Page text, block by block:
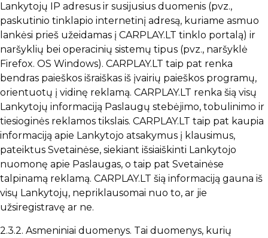
Lankytojų IP adresus ir susijusius duomenis (pvz.,
paskutinio tinklapio internetinį adresą, kuriame asmuo
lankėsi prieš užeidamas į CARPLAY.LT tinklo portalą) ir
naršyklių bei operacinių sistemų tipus (pvz., naršyklė
Firefox. OS Windows). CARPLAY.LT taip pat renka
bendras paieškos išraiškas iš įvairių paieškos programų,
orientuotų į vidinę reklamą. CARPLAY.LT renka šią visų
Lankytojų informaciją Paslaugų stebėjimo, tobulinimo ir
tiesioginės reklamos tikslais. CARPLAY.LT taip pat kaupia
informaciją apie Lankytojo atsakymus į klausimus,
pateiktus Svetainėse, siekiant išsiaiškinti Lankytojo
nuomonę apie Paslaugas, o taip pat Svetainėse
talpinamą reklamą. CARPLAY.LT šią informaciją gauna iš
visų Lankytojų, nepriklausomai nuo to, ar jie
užsiregistravę ar ne.
2.3.2. Asmeniniai duomenys. Tai duomenys, kurių